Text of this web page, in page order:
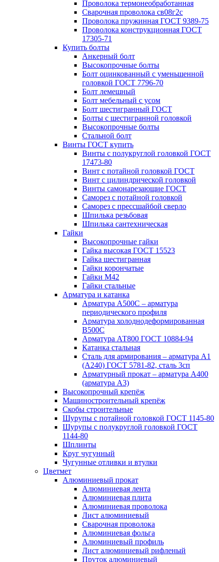
Проволока термонеобработанная
Сварочная проволока св08г2с
Проволока пружинная ГОСТ 9389-75
Проволока конструкционная ГОСТ
17305-71
Купить болты
Анкерный болт
Высокопрочные болты
Болт оцинкованный с уменьшенной
головкой ГОСТ 7796-70
Болт лемешный
Болт мебельный с усом
Болт шестигранный ГОСТ
Болты с шестигранной головкой
Высокопрочные болты
Стальной болт
Винты ГОСТ купить
Винты с полукруглой головкой ГОСТ
17473-80
Винт с потайной головкой ГОСТ
Винт с цилиндрической головкой
Винты самонарезающие ГОСТ
Саморез с потайной головкой
Саморез с прессшайбой сверло
Шпилька резьбовая
Шпилька сантехническая
Гайки
Высокопрочные гайки
Гайка высокая ГОСТ 15523
Гайка шестигранная
Гайки корончатые
Гайки М42
Гайки стальные
Арматура и катанка
Арматура А500С – арматура
периодического профиля
Арматура холоднодеформированная
В500С
Арматура АТ800 ГОСТ 10884-94
Катанка стальная
Сталь для армирования – арматура А1
(А240) ГОСТ 5781-82, сталь 3сп
Арматурный прокат – арматура А400
(арматура А3)
Высокопрочный крепёж
Машиностроительный крепёж
Скобы строительные
Шурупы с потайной головкой ГОСТ 1145-80
Шурупы с полукруглой головкой ГОСТ
1144-80
Шплинты
Круг чугунный
Чугунные отливки и втулки
Цветмет
Алюминиевый прокат
Алюминиевая лента
Алюминиевая плита
Алюминиевая проволока
Лист алюминиевый
Сварочная проволока
Алюминиевая фольга
Алюминиевый профиль
Лист алюминиевый рифленый
Пруток алюминиевый